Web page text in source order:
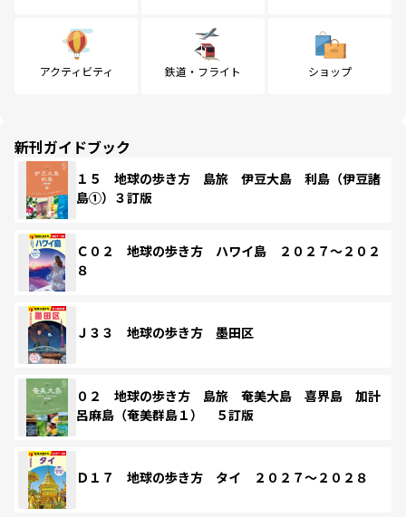
アクティビティ 鉄道・フライト ショップ
新刊ガイドブック
１５ 地球の歩き方 島旅 伊豆大島 利島（伊豆諸
島①）３訂版
Ｃ０２ 地球の歩き方 ハワイ島 ２０２７～２０２
８
Ｊ３３ 地球の歩き方 墨田区
０２ 地球の歩き方 島旅 奄美大島 喜界島 加計
呂麻島（奄美群島１） ５訂版
Ｄ１７ 地球の歩き方 タイ ２０２７～２０２８